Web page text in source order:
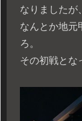
なりましたが、
なんとか地元
ろ。
その初戦とな